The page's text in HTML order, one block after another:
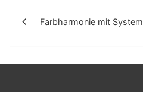
i
t
Farbharmonie mit System